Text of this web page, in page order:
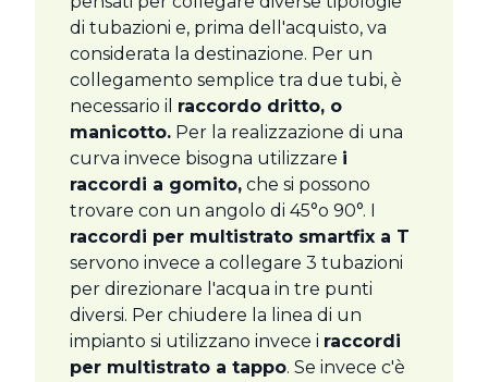
di tubazioni e, prima dell'acquisto, va
considerata la destinazione. Per un
collegamento semplice tra due tubi, è
necessario il raccordo dritto, o
manicotto. Per la realizzazione di una
curva invece bisogna utilizzare i
raccordi a gomito, che si possono
trovare con un angolo di 45°o 90°. I
raccordi per multistrato smartfix a T
servono invece a collegare 3 tubazioni
per direzionare l'acqua in tre punti
diversi. Per chiudere la linea di un
impianto si utilizzano invece i raccordi
per multistrato a tappo. Se invece c'è